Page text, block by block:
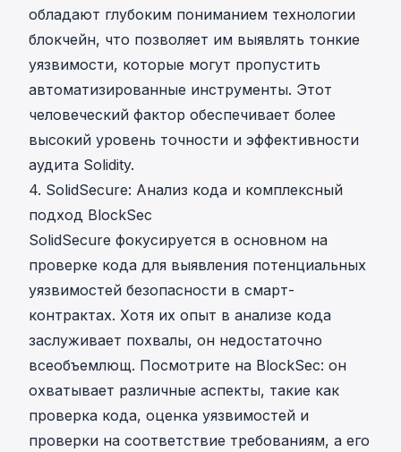
обладают глубоким пониманием технологии
блокчейн, что позволяет им выявлять тонкие
уязвимости, которые могут пропустить
автоматизированные инструменты. Этот
человеческий фактор обеспечивает более
высокий уровень точности и эффективности
аудита Solidity.
4. SolidSecure: Анализ кода и комплексный
подход BlockSec
SolidSecure фокусируется в основном на
проверке кода для выявления потенциальных
уязвимостей безопасности в смарт-
контрактах. Хотя их опыт в анализе кода
заслуживает похвалы, он недостаточно
всеобъемлющ. Посмотрите на BlockSec: он
охватывает различные аспекты, такие как
проверка кода, оценка уязвимостей и
проверки на соответствие требованиям, а его